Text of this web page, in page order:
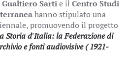
Sartie il Centro Studi
hanno stipulato una
promuovendo il progetto
Storia d'Italia: la Federazione di
e fonti audiovisive ( 1921-